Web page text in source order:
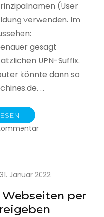
(User
verwenden. Im
gesagt
UPN-Suffix.
könnte dann so
…
zu
(UPN)
im
Active
Directory
31. Januar 2022
per